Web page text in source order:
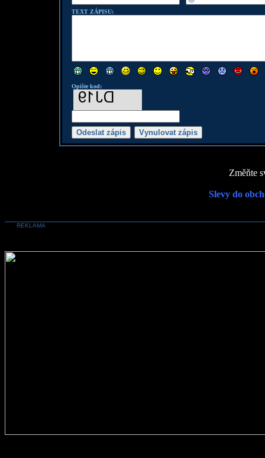
TEXT ZÁPISU:
Opište kod:
Změňte
Slevy do
REKLAMA